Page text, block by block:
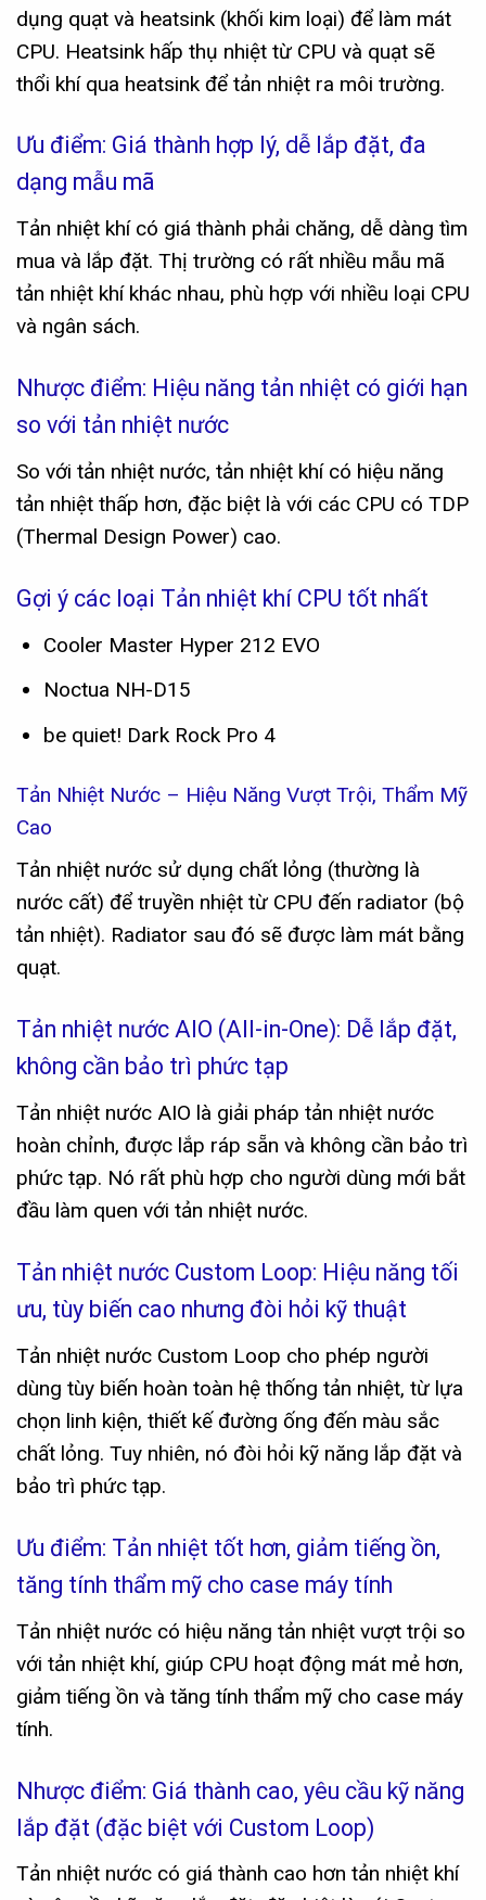
dụng quạt và heatsink (khối kim loại) để làm mát
CPU. Heatsink hấp thụ nhiệt từ CPU và quạt sẽ
thổi khí qua heatsink để tản nhiệt ra môi trường.
Ưu điểm: Giá thành hợp lý, dễ lắp đặt, đa
dạng mẫu mã
Tản nhiệt khí có giá thành phải chăng, dễ dàng tìm
mua và lắp đặt. Thị trường có rất nhiều mẫu mã
tản nhiệt khí khác nhau, phù hợp với nhiều loại CPU
và ngân sách.
Nhược điểm: Hiệu năng tản nhiệt có giới hạn
so với tản nhiệt nước
So với tản nhiệt nước, tản nhiệt khí có hiệu năng
tản nhiệt thấp hơn, đặc biệt là với các CPU có TDP
(Thermal Design Power) cao.
Gợi ý các loại Tản nhiệt khí CPU tốt nhất
Cooler Master Hyper 212 EVO
Noctua NH-D15
be quiet! Dark Rock Pro 4
Tản Nhiệt Nước – Hiệu Năng Vượt Trội, Thẩm Mỹ
Cao
Tản nhiệt nước sử dụng chất lỏng (thường là
nước cất) để truyền nhiệt từ CPU đến radiator (bộ
tản nhiệt). Radiator sau đó sẽ được làm mát bằng
quạt.
Tản nhiệt nước AIO (All-in-One): Dễ lắp đặt,
không cần bảo trì phức tạp
Tản nhiệt nước AIO là giải pháp tản nhiệt nước
hoàn chỉnh, được lắp ráp sẵn và không cần bảo trì
phức tạp. Nó rất phù hợp cho người dùng mới bắt
đầu làm quen với tản nhiệt nước.
Tản nhiệt nước Custom Loop: Hiệu năng tối
ưu, tùy biến cao nhưng đòi hỏi kỹ thuật
Tản nhiệt nước Custom Loop cho phép người
dùng tùy biến hoàn toàn hệ thống tản nhiệt, từ lựa
chọn linh kiện, thiết kế đường ống đến màu sắc
chất lỏng. Tuy nhiên, nó đòi hỏi kỹ năng lắp đặt và
bảo trì phức tạp.
Ưu điểm: Tản nhiệt tốt hơn, giảm tiếng ồn,
tăng tính thẩm mỹ cho case máy tính
Tản nhiệt nước có hiệu năng tản nhiệt vượt trội so
với tản nhiệt khí, giúp CPU hoạt động mát mẻ hơn,
giảm tiếng ồn và tăng tính thẩm mỹ cho case máy
tính.
Nhược điểm: Giá thành cao, yêu cầu kỹ năng
lắp đặt (đặc biệt với Custom Loop)
Tản nhiệt nước có giá thành cao hơn tản nhiệt khí